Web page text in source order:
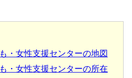
・女性支援センターの地図
・女性支援センターの所在